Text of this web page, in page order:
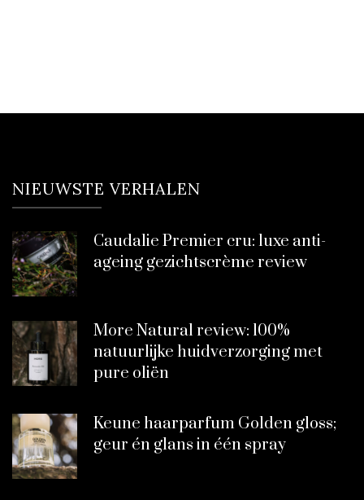
NIEUWSTE VERHALEN
Caudalie Premier cru: luxe anti-
ageing gezichtscrème review
More Natural review: 100%
natuurlijke huidverzorging met
pure oliën
Keune haarparfum Golden gloss;
geur én glans in één spray